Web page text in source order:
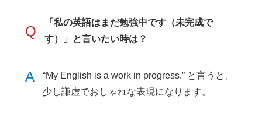
Q
「私の英語はまだ勉強中です（未完成で
す）」と言いたい時は？
A
“My English is a work in progress.” と言うと、
少し謙虚でおしゃれな表現になります。